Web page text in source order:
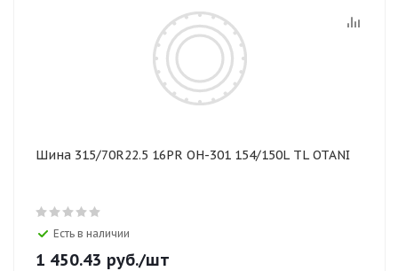
Шина 315/70R22.5 16PR OH-301 154/150L TL OTANI
Есть в наличии
1 450.43 руб./шт